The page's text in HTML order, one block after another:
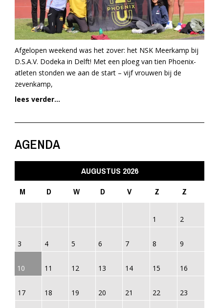
Afgelopen weekend was het zover: het NSK Meerkamp bij
D.S.A.V. Dodeka in Delft! Met een ploeg van tien Phoenix-
atleten stonden we aan de start – vijf vrouwen bij de
zevenkamp,
lees verder...
AGENDA
AUGUSTUS 2026
M
D W D V Z Z
1 2
3 4 5 6 7 8 9
10 11 12 13 14 15 16
17 18 19 20 21 22 23